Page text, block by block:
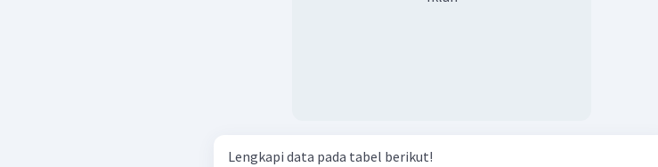
Lengkapi data pada tabel berikut!